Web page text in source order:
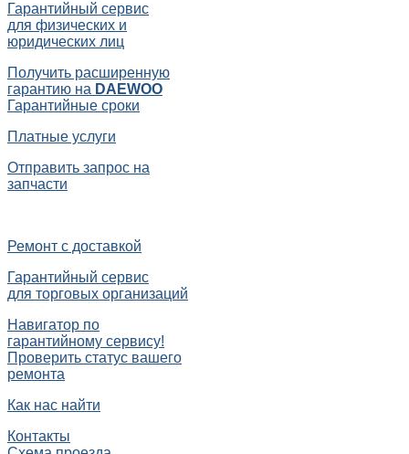
Гарантийный сервис
для физических и
юридических лиц
Получить расширенную
гарантию на DAEWOO
Гарантийные сроки
Платные услуги
Отправить запрос на
запчасти
Ремонт с доставкой
Гарантийный сервис
для торговых организаций
Навигатор по
гарантийному сервису!
Проверить статус вашего
ремонта
Как нас найти
Контакты